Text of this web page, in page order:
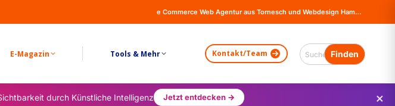
e Commerce Web Agentur aus Tornesch und Webdesign Hamburg - Online Shops, Firma Website Erstellung - Magento - Wordpress - WooCommerce
E-Magazin Tools & Mehr Kontakt/Team
durch Künstliche Intelligenz Jetzt entdecken → ×